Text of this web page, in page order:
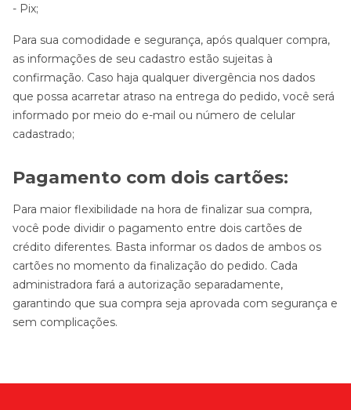
- Pix;
Para sua comodidade e segurança, após qualquer compra,
as informações de seu cadastro estão sujeitas à
confirmação. Caso haja qualquer divergência nos dados
que possa acarretar atraso na entrega do pedido, você será
informado por meio do e-mail ou número de celular
cadastrado;
Pagamento com dois cartões:
Para maior flexibilidade na hora de finalizar sua compra,
você pode dividir o pagamento entre dois cartões de
crédito diferentes. Basta informar os dados de ambos os
cartões no momento da finalização do pedido. Cada
administradora fará a autorização separadamente,
garantindo que sua compra seja aprovada com segurança e
sem complicações.